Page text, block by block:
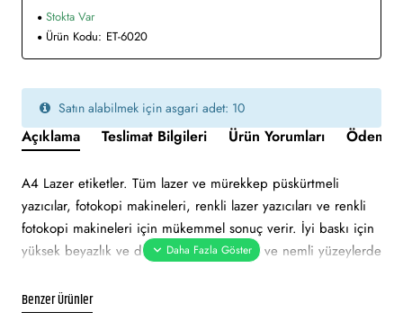
Stokta Var
Ürün Kodu: ET-6020
Satın alabilmek için asgari adet: 10
Açıklama Teslimat Bilgileri Ürün Yorumları Ödeme
A4 Lazer etiketler. Tüm lazer ve mürekkep püskürtmeli
yazıcılar, fotokopi makineleri, renkli lazer yazıcıları ve renkli
fotokopi makineleri için mükemmel sonuç verir. İyi baskı için
yüksek beyazlık ve düzgün yüzey. Soğuk ve nemli yüzeylerde
sürdürülebilir FSC sertifikalıdır. Etiketler atık kağıt, geri
dönüşümlü karton ambalaj ile %100 geri dönüştürülebilir.
Benzer Ürünler